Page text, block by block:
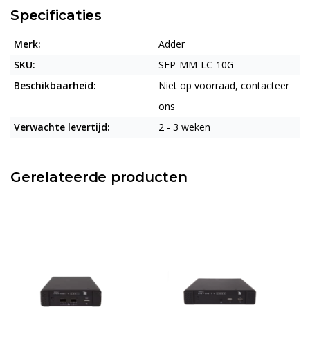
Specificaties
Merk:
Adder
SKU:
SFP-MM-LC-10G
Beschikbaarheid:
Niet op voorraad, contacteer
ons
Verwachte levertijd:
2 - 3 weken
Gerelateerde producten